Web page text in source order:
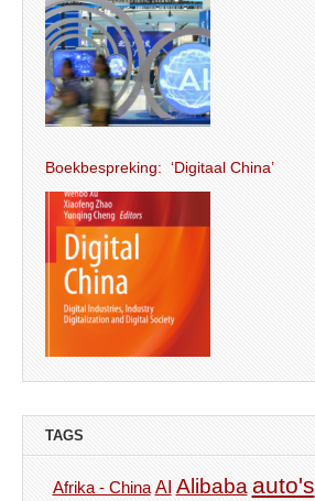
Boekbespreking: ‘Digitaal China’
TAGS
Afrika - China AI Alibaba auto's